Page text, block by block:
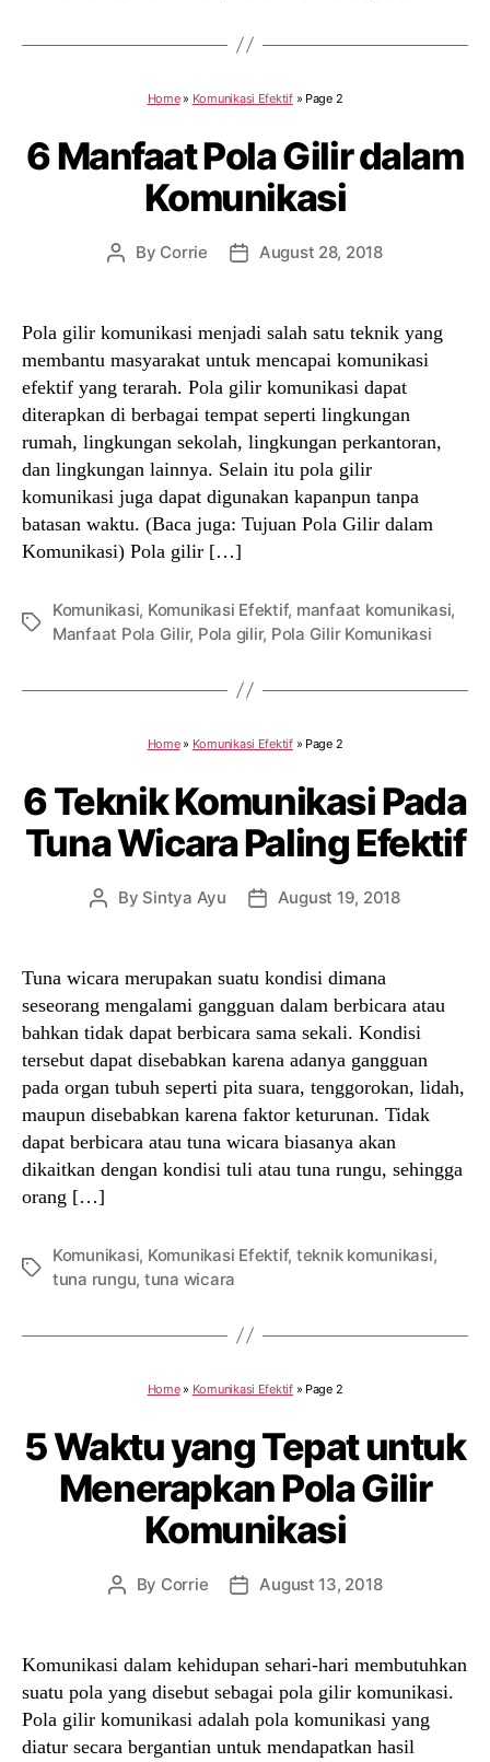
Home» Komunikasi Efektif» Page 2
6 Manfaat Pola Gilir dalam
Komunikasi
Post
By Corrie
PostAugust 28, 2018
Pola gilir komunikasi menjadi salah satu teknik yang
membantu masyarakat untuk mencapai komunikasi
efektif yang terarah. Pola gilir komunikasi dapat
diterapkan di berbagai tempat seperti lingkungan
rumah, lingkungan sekolah, lingkungan perkantoran,
dan lingkungan lainnya. Selain itu pola gilir
komunikasi juga dapat digunakan kapanpun tanpa
batasan waktu. (Baca juga: Tujuan Pola Gilir dalam
Komunikasi) Pola gilir […]
Tags
Komunikasi, Komunikasi Efektif, manfaat komunikasi,
Manfaat Pola Gilir, Pola gilir, Pola Gilir Komunikasi
Home» Komunikasi Efektif» Page 2
6 Teknik Komunikasi Pada
Tuna Wicara Paling Efektif
Post
By Sintya Ayu
PostAugust 19, 2018
Tuna wicara merupakan suatu kondisi dimana
seseorang mengalami gangguan dalam berbicara atau
bahkan tidak dapat berbicara sama sekali. Kondisi
tersebut dapat disebabkan karena adanya gangguan
pada organ tubuh seperti pita suara, tenggorokan, lidah,
maupun disebabkan karena faktor keturunan. Tidak
dapat berbicara atau tuna wicara biasanya akan
dikaitkan dengan kondisi tuli atau tuna rungu, sehingga
orang […]
Tags
Komunikasi, Komunikasi Efektif, teknik komunikasi,
tuna rungu, tuna wicara
Home» Komunikasi Efektif» Page 2
5 Waktu yang Tepat untuk
Menerapkan Pola Gilir
Komunikasi
Post
By Corrie
PostAugust 13, 2018
Komunikasi dalam kehidupan sehari-hari membutuhkan
suatu pola yang disebut sebagai pola gilir komunikasi.
Pola gilir komunikasi adalah pola komunikasi yang
diatur secara bergantian untuk mendapatkan hasil